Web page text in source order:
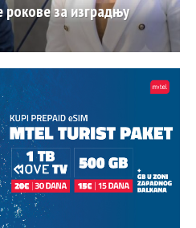
за изградњу